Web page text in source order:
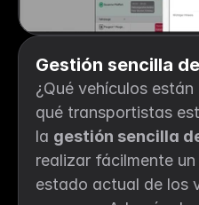
Gestión sencilla
¿Qué vehículos
qué transportistas
la gestión sencilla
realizar fácilmente
estado actual de los